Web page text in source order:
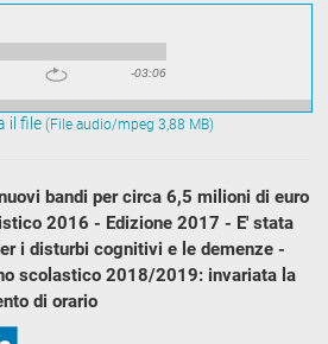
-03:06
il file (File audio/mpeg 3,88 MB)
bandi per circa 6,5 milioni di euro
2016 - Edizione 2017 - E' stata
i disturbi cognitivi e le demenze -
scolastico 2018/2019: invariata la
di orario